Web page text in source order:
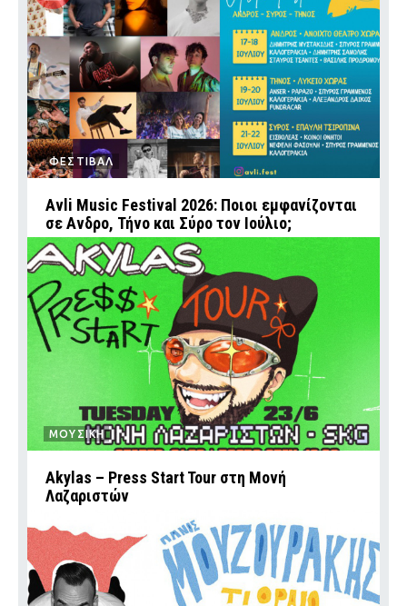
ΦΕΣΤΙΒΑΛ
Avli Music Festival 2026: Ποιοι εμφανίζονται
σε Ανδρο, Τήνο και Σύρο τον Ιούλιο;
ΜΟΥΣΙΚΗ
Akylas – Press Start Tour στη Μονή
Λαζαριστών